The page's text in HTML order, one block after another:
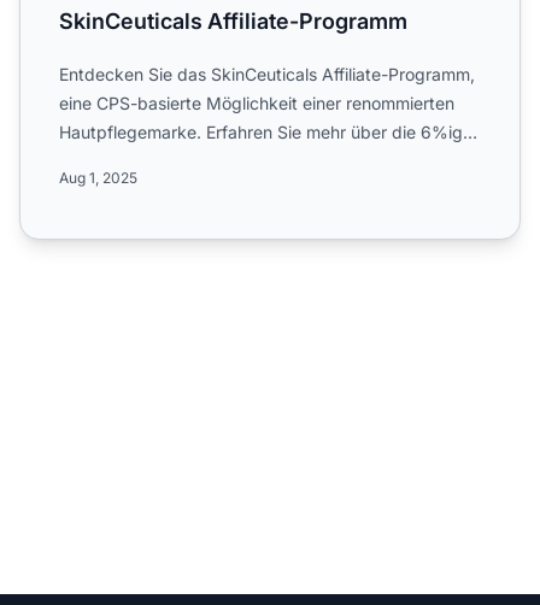
SkinCeuticals Affiliate-Programm
Entdecken Sie das SkinCeuticals Affiliate-Programm,
eine CPS-basierte Möglichkeit einer renommierten
Hautpflegemarke. Erfahren Sie mehr über die 6%ige
Aug 1, 2025